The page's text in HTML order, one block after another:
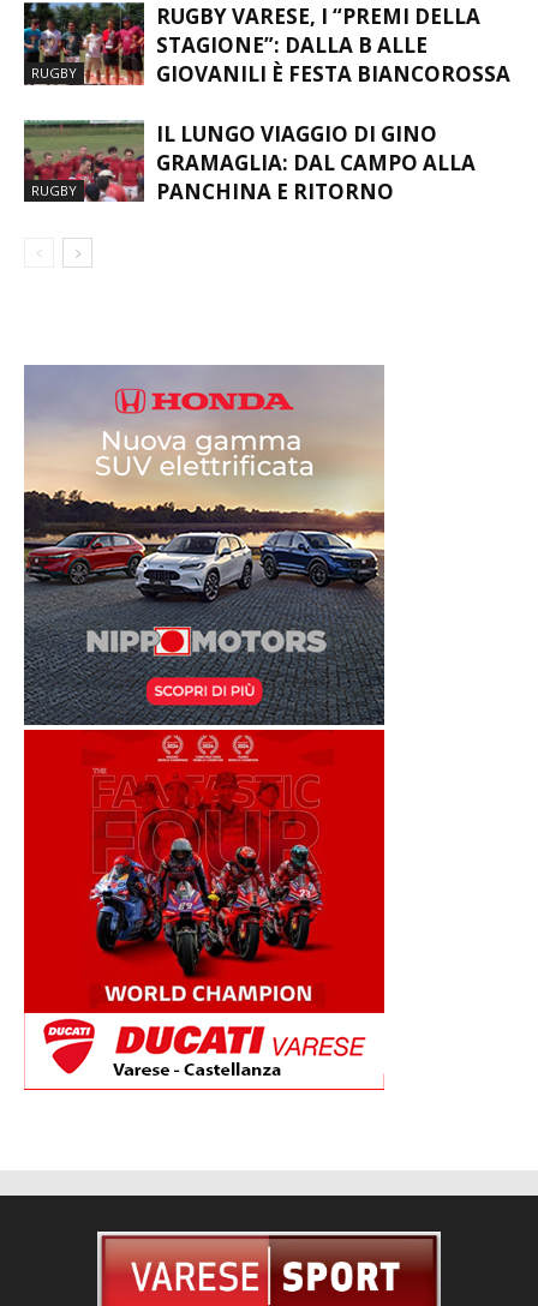
RUGBY
RUGBY VARESE, I “PREMI DELLA
STAGIONE”: DALLA B ALLE
GIOVANILI È FESTA BIANCOROSSA
RUGBY
IL LUNGO VIAGGIO DI GINO
GRAMAGLIA: DAL CAMPO ALLA
PANCHINA E RITORNO